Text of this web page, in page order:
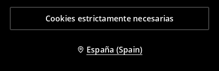
Cookies estrictamente necesarias
España (Spain)
Llavero Camiseta con impresión My Chemical Romance